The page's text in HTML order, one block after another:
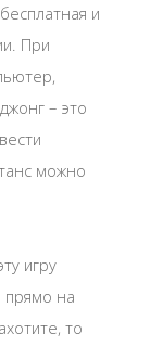
и
При
– это
можно
игру
на
то